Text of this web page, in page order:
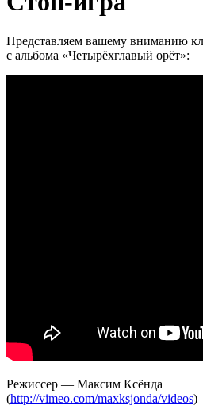
Представляем вашему вниманию
с альбома «Четырёхглавый орёт»:
Режиссер — Максим Ксёнда
(http://vimeo.com/maxksjonda/videos)